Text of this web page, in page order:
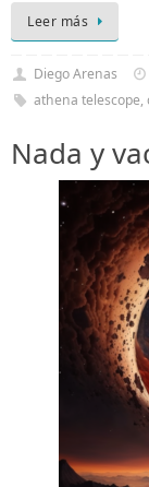
Leer más
Diego Arenas
athena telescope,
Nada y